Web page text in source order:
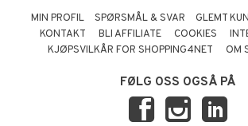
MIN PROFIL SPØRSMÅL & SVAR
GLEMT
KONTAKT
BLI AFFILIATE COOKIES
KJØPSVILKÅR FOR SHOPPING4NET
OM
FØLG OSS OGSÅ PÅ